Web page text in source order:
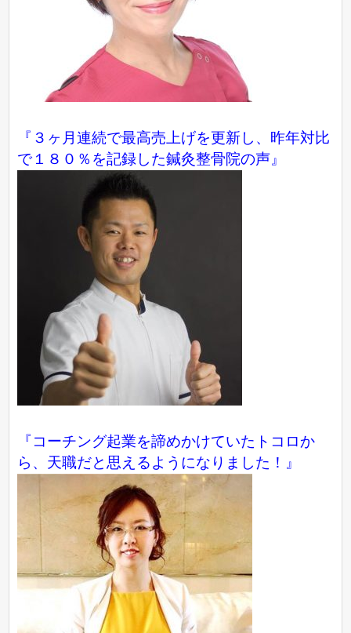
『３ヶ月連続で最高売上げを更新し、昨年対比
で１８０％を記録した鍼灸整骨院の声』
『コーチング起業を諦めかけていたトコロか
ら、天職だと思えるようになりました！』